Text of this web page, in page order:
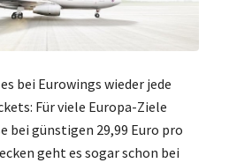
bei Eurowings wieder jede
Für viele Europa-Ziele
bei günstigen 29,99 Euro pro
geht es sogar schon bei